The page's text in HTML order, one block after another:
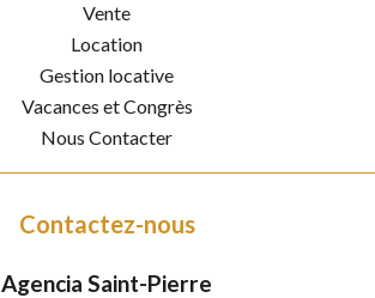
Vente
Location
Gestion locative
Vacances et Congrès
Nous Contacter
Contactez-nous
Agencia Saint-Pierre